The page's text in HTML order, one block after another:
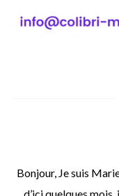
Bonjour, Je suis